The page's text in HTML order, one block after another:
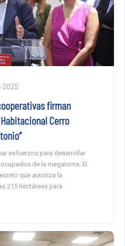
2025
firman
Cerro
esfuerzos para desarrollar
de la megatoma. El
que autoriza la
215 hectáreas para